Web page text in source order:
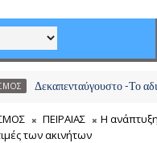
-Το αδιαχώρητο
ΠΕΙΡΑΙΑΣ
Η
των ακινήτων